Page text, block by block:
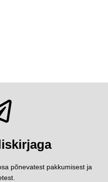
põnevatest pakkumisest ja